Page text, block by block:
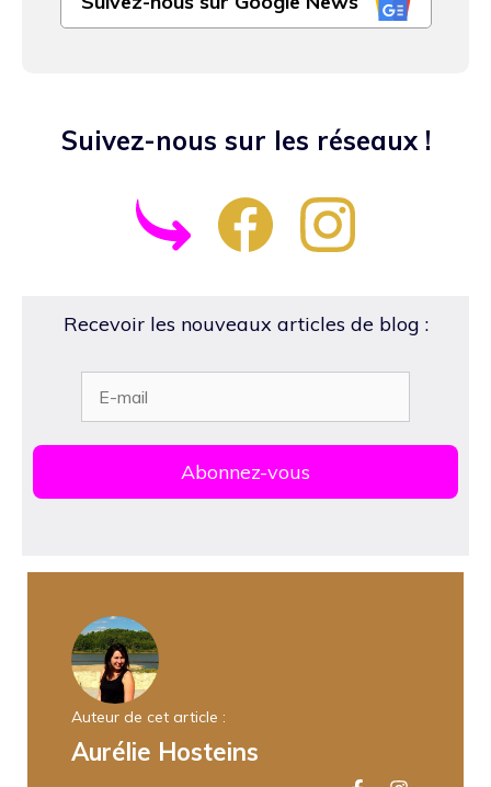
Suivez-nous sur les réseaux !
Recevoir les nouveaux articles de blog :
Auteur de cet article :
Aurélie Hosteins